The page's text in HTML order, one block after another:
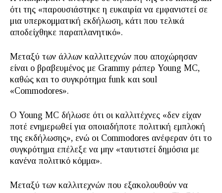
ότι της «παρουσιάστηκε η ευκαιρία να εμφανιστεί σε
μια υπερκομματική εκδήλωση, κάτι που τελικά
αποδείχθηκε παραπλανητικό».
Μεταξύ των άλλων καλλιτεχνών που αποχώρησαν
είναι ο βραβευμένος με Grammy ράπερ Young MC,
καθώς και το συγκρότημα funk και soul
«Commodores».
Ο Young MC δήλωσε ότι οι καλλιτέχνες «δεν είχαν
ποτέ ενημερωθεί για οποιαδήποτε πολιτική εμπλοκή
της εκδήλωσης», ενώ οι Commodores ανέφεραν ότι το
συγκρότημα επέλεξε να μην «ταυτιστεί δημόσια με
κανένα πολιτικό κόμμα».
Μεταξύ των καλλιτεχνών που εξακολουθούν να